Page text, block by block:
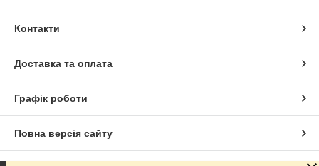
Контакти
Доставка та оплата
Графік роботи
Повна версія сайту